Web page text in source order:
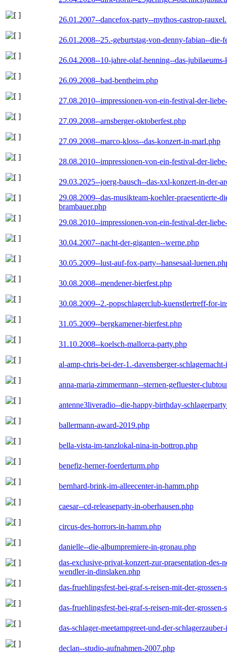
26.01.2007--dancefox-party--mythos-castrop-
26.01.2008--25.-geburtstag-von-denny-fabian--die-
26.04.2008--10-jahre-olaf-henning--das-
26.09.2008--bad-bentheim.php
27.08.2010--impressionen-von-ein-festival-der-
27.09.2008--arnsberger-oktoberfest.php
27.09.2008--marco-kloss--das-konzert-in-marl.php
28.08.2010--impressionen-von-ein-festival-der-
29.03.2025--joerg-bausch--das-xxl-konzert-in-der-
29.08.2009--das-musikteam-koehler-praesentierte-
brambauer.php
29.08.2010--impressionen-von-ein-festival-der-
30.04.2007--nacht-der-giganten--werne.php
30.05.2009--lust-auf-fox-party--hansesaal-
30.08.2008--mendener-bierfest.php
30.08.2009--2.-popschlagerclub-kuenstlertreff-for-
31.05.2009--bergkamener-bierfest.php
31.10.2008--koelsch-mallorca-party.php
al-amp-chris-bei-der-1.-davensberger-
anna-maria-zimmermann--sternen-gefluester-
antenne3liveradio--die-happy-birthday-
ballermann-award-2019.php
bella-vista-im-tanzlokal-nina-in-bottrop.php
benefiz-herner-foerderturm.php
bernhard-brink-im-alleecenter-in-hamm.php
caesar--cd-releaseparty-in-oberhausen.php
circus-des-horrors-in-hamm.php
danielle--die-albumpremiere-in-gronau.php
das-exclusive-privat-konzert-zur-praesentation-
wendler-in-dinslaken.php
das-fruehlingsfest-bei-graf-s-reisen-mit-der-
das-fruehlingsfest-bei-graf-s-reisen-mit-der-
das-schlager-meetampgreet-und-der-
declan--studio-aufnahmen-2007.php